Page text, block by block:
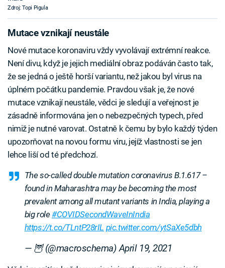
Zdroj: Topi Pigula
Mutace vznikají neustále
Nové mutace koronaviru vždy vyvolávají extrémní reakce.
Není divu, když je jejich mediální obraz podáván často tak,
že se jedná o ještě horší variantu, než jakou byl virus na
úplném počátku pandemie. Pravdou však je, že nové
mutace vznikají neustále, vědci je sledují a veřejnost je
zásadně informována jen o nebezpečných typech, před
nimiž je nutné varovat. Ostatně k čemu by bylo každý týden
upozorňovat na novou formu viru, jejíž vlastnosti se jen
lehce liší od té předchozí.
The so-called double mutation coronavirus B.1.617 –
found in Maharashtra may be becoming the most
prevalent among all mutant variants in India, playing a
big role#COVIDSecondWaveInIndia
https://t.co/TLntP28rIL pic.twitter.com/ytSaXe5dbh
— 🦉 (@macroschema)April 19, 2021